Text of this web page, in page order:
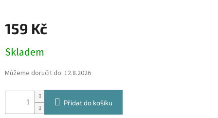
159 Kč
cena:
Skladem
Můžeme doručit do: 12.8.2026
Přidat do košíku